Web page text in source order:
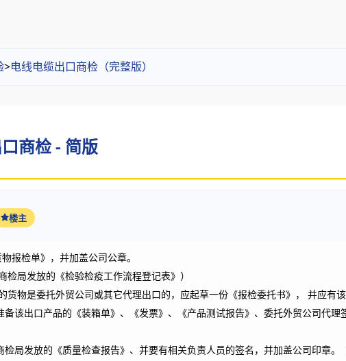
>电线电缆出口商检（完整版）
商检 - 简版
楼主
报检单》，并加盖公司公章。
检局发放的《检验检疫工作流程登记表》）
货物是委托外贸公司或其它代理出口的，应起草一份《报检委托书》，
并应有
备该出口产品的《装箱单》、《发票》、《产品测试报告》、委托外贸公司代
检局发放的《质量检查报告》、并要有相关负责人员的签名，并加盖公司印章。